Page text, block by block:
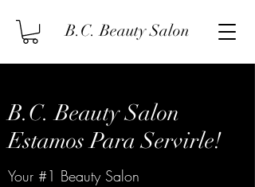
B.C. Beauty Salon
B.C. Beauty Salon
Estamos Para Servirle!
Your #1 Beauty Salon